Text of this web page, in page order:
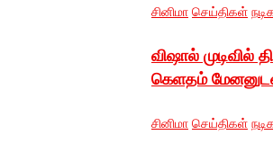
சினிமா செய்திகள்
விஷால் முடிவில்
கெளதம்
சினிமா செய்திகள்